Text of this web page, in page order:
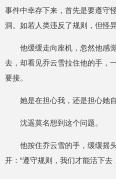
事件中幸存下来，首先是要遵守
洞。如若人类违反了规则，但
他缓缓走向座机，忽然他感
去，却看见乔云雪拉住他的手，
要接。
她是在担心我，还是担心她
沈遥莫名想到这个问题。
他按住乔云雪的手，缓缓摇
开：“遵守规则，我们才能活下